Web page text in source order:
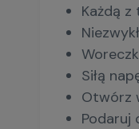
Każdą
Siłą
Otwórz
Podaruj